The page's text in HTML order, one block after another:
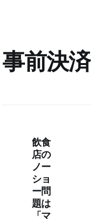
事前決済
飲食
店の
ノー
ショ
ー問
題は
「マ